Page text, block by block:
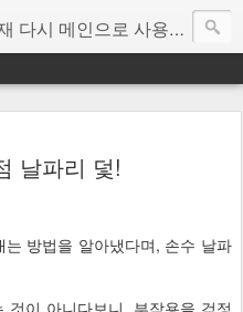
다시 메인으로 사용중인 블로그.
날파리 덫!
방법을 알아냈다며, 손수 날파
이 아니다보니, 부작용을 걱정